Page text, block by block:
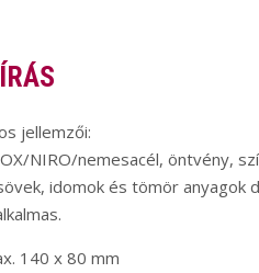
jellemzői:
NIRO/nemesacél, öntvény,
idomok és tömör
140 x 80 mm